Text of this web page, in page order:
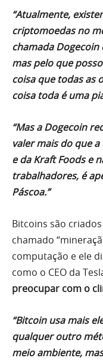
“Atualmente,
criptomoedas no
chamada
mas pelo que
coisa que todas as
coisa toda é uma
“Mas a Dogecoin
valer mais do que
e da Kraft Foods e
trabalhadores, é
Páscoa.”
Bitcoins são
chamado
computação e ele
como o CEO da
preocupar com o
“Bitcoin usa mais
qualquer outro
meio ambiente,